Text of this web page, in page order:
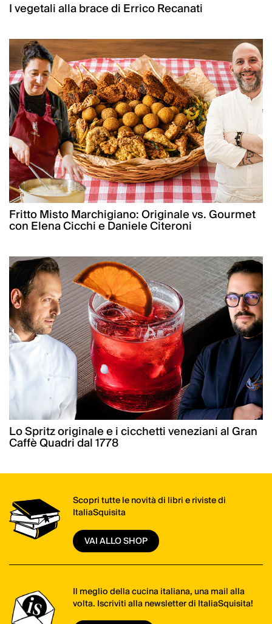
I vegetali alla brace di Errico Recanati
Fritto Misto Marchigiano: Originale vs. Gourmet
con Elena Cicchi e Daniele Citeroni
Lo Spritz originale e i cicchetti veneziani al Gran
Caffè Quadri dal 1778
Scopri tutte le novità di libri e riviste di
ItaliaSquisita
VAI ALLO SHOP
Il meglio della cucina italiana, una mail alla
volta. Iscriviti alla newsletter di ItaliaSquisita!